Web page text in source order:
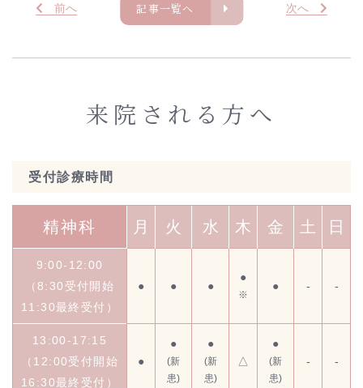
前へ 記事一覧へ 次へ
来院される方へ
受付診療時間
精神科 月 火 水 木 金 土 日
9:00-12:00
（8:30受付開始
11:30最終受付）
● ● ●
●
※
● - -
13:00-17:15
（12:00受付開始
16:30最終受付）
●
●
(新
患)
●
(新
患)
△
●
(新
患)
- -